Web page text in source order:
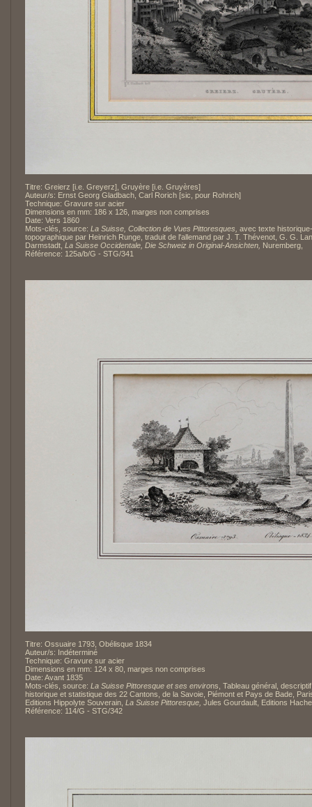
Titre: Greierz [i.e. Greyerz], Gruyère [i.e. Gruyères]
Auteur/s: Ernst Georg Gladbach, Carl Rorich [sic, pour Rohrich]
Technique: Gravure sur acier
Dimensions en mm: 186 x 126, marges non comprises
Date: Vers 1860
Mots-clés, source: La Suisse, Collection de Vues Pittoresques, avec texte historique-
topographique par Heinrich Runge, traduit de l'allemand par J. T. Thévenot, G. G.
Darmstadt, La Suisse Occidentale, Die Schweiz in Original-Ansichten, Nuremberg,
Référence: 125a/b/G - STG/341
Titre: Ossuaire 1793, Obélisque 1834
Auteur/s: Indéterminé
Technique: Gravure sur acier
Dimensions en mm: 124 x 80, marges non comprises
Date: Avant 1835
Mots-clés, source: La Suisse Pittoresque et ses environs, Tableau général,
historique et statistique des 22 Cantons, de la Savoie, Piémont et Pays de Bade,
Editions Hippolyte Souverain, La Suisse Pittoresque, Jules Gourdault, Editions
Référence: 114/G - STG/342